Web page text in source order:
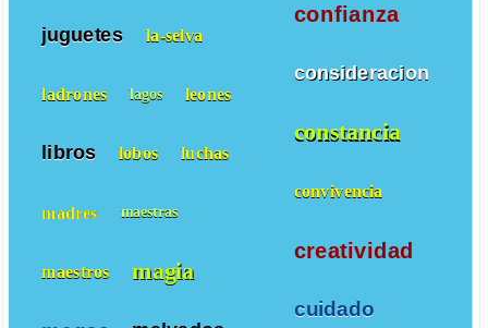
confianza
consideracion
constancia
convivencia
creatividad
cuidado
juguetes la-selva
ladrones lagos leones
libros lobos luchas
madres maestras
maestros magia